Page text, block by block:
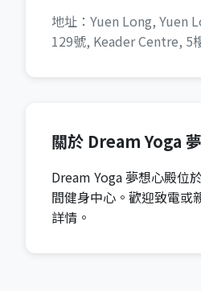
地址：Yuen Long, Yuen
129號, Keader Centre, 5
關於 Dream Yoga
Dream Yoga 夢想心殿位
間健身中心。歡迎致電或
詳情。